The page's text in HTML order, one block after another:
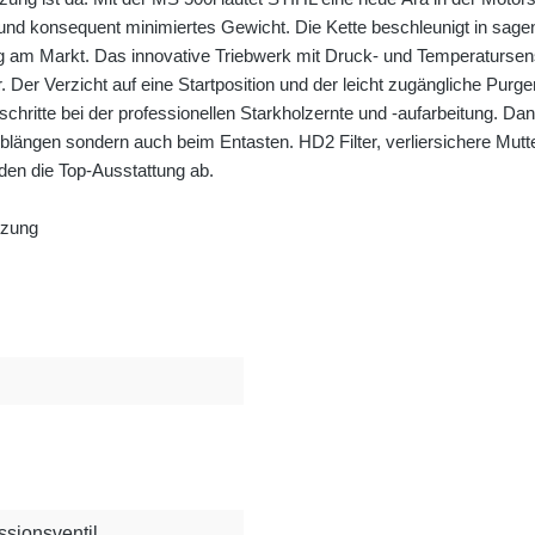
konsequent minimiertes Gewicht. Die Kette beschleunigt in
Markt. Das innovative Triebwerk mit Druck- und
Verzicht auf eine Startposition und der leicht zugängliche
bei der professionellen Starkholzernte und -aufarbeitung.
sondern auch beim Entasten. HD2 Filter, verliersichere
die Top-Ausstattung ab.